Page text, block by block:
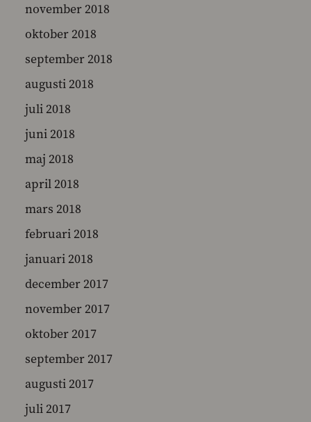
november 2018
oktober 2018
september 2018
augusti 2018
juli 2018
juni 2018
maj 2018
april 2018
mars 2018
februari 2018
januari 2018
december 2017
november 2017
oktober 2017
september 2017
augusti 2017
juli 2017